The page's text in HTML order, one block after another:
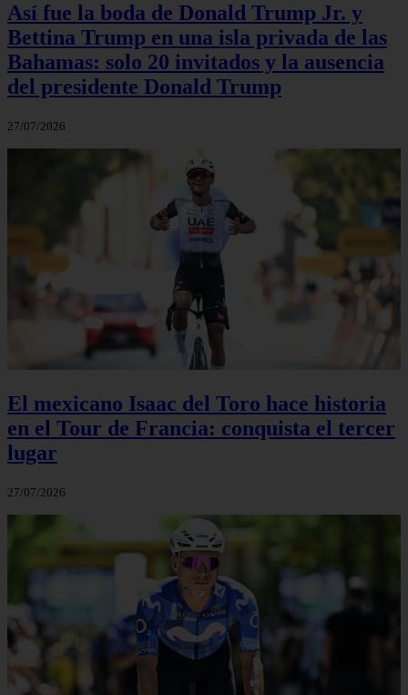
Así fue la boda de Donald Trump Jr. y
Bettina Trump en una isla privada de las
Bahamas: solo 20 invitados y la ausencia
del presidente Donald Trump
27/07/2026
El mexicano Isaac del Toro hace historia
en el Tour de Francia: conquista el tercer
lugar
27/07/2026